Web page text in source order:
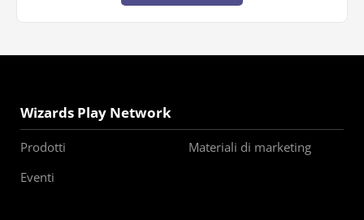
Wizards Play Network
Prodotti
Materiali di marketing
Eventi